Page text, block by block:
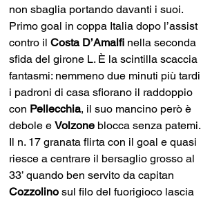
non sbaglia portando davanti i suoi.
Primo goal in coppa Italia dopo l’assist
contro il Costa D’Amalfi nella seconda
sfida del girone L. È la scintilla scaccia
fantasmi: nemmeno due minuti più tardi
i padroni di casa sfiorano il raddoppio
con Pellecchia, il suo mancino però è
debole e Volzone blocca senza patemi.
Il n. 17 granata flirta con il goal e quasi
riesce a centrare il bersaglio grosso al
33’ quando ben servito da capitan
Cozzolino sul filo del fuorigioco lascia